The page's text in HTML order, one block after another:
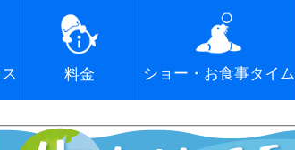
料金 ショー・お食事タイム